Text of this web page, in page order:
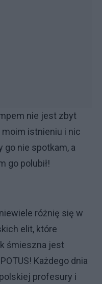
nie jest zbyt
moim istnieniu i nic
go nie spotkam, a
go polubił!
różnię się w
elit, które
śmieszna jest
Każdego dnia
profesury i